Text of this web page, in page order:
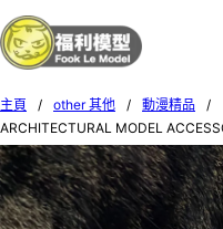
主頁 / other 其他 / 動漫精品
/
ARCHITECTURAL MODEL
MOBILE SUIT GUNDAM Color：